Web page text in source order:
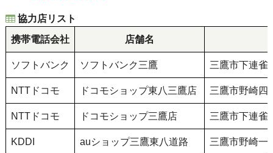
協力店リスト
携帯電話会社
店舗名
ソフトバンク ソフトバンク三鷹 三鷹市下連
NTTドコモ ドコモショップ東八三鷹店 三鷹市野崎四
NTTドコモ ドコモショップ三鷹店 三鷹市下連雀
KDDI auショップ三鷹東八道路 三鷹市野崎